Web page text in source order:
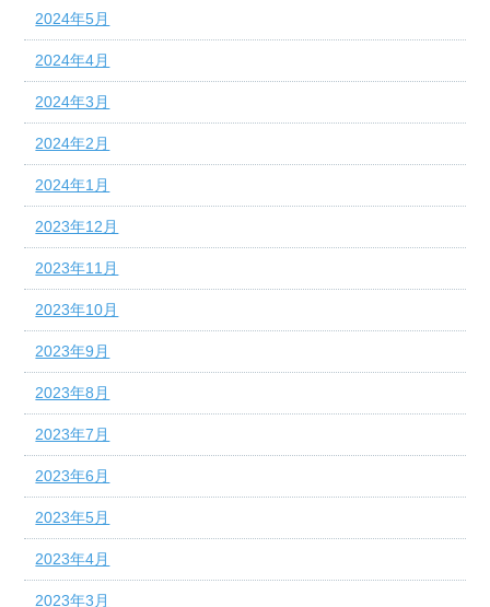
2024年5月
2024年4月
2024年3月
2024年2月
2024年1月
2023年12月
2023年11月
2023年10月
2023年9月
2023年8月
2023年7月
2023年6月
2023年5月
2023年4月
2023年3月